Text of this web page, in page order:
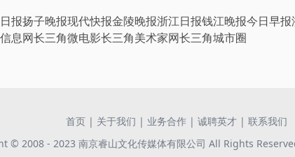
报扬子晚报现代快报金陵晚报浙江日报钱江晚报今日早报
息网长三角微电影长三角美术家网长三角城市圈
首页 | 关于我们 | 业务合作 | 诚聘英才 | 联系我们
© 2008 - 2023 南京睿山文化传媒体有限公司 All Rights